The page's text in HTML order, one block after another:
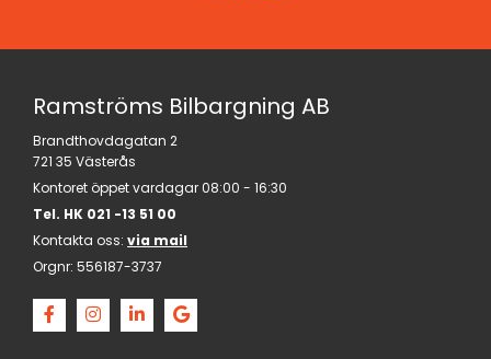
Ramströms Bilbargning AB
Brandthovdagatan 2
721 35 Västerås
Kontoret öppet vardagar 08:00 - 16:30
Tel. HK 021 -13 51 00
Kontakta oss: via mail
Orgnr: 556187-3737